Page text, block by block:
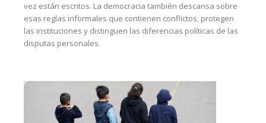
vez están escritos. La democracia también descansa sobre
esas reglas informales que contienen conflictos, protegen
las instituciones y distinguen las diferencias políticas de las
disputas personales.